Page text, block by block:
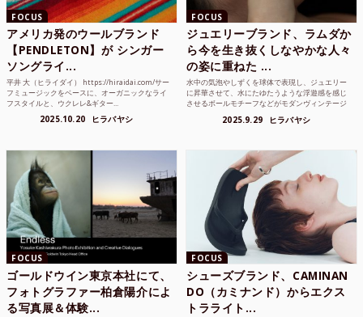
FOCUS
アメリカ発のウールブランド
【PENDLETON】が シンガー
ソングライ...
平井 大（ヒライダイ） https://hiraidai.com/サー
フミュージックをベースに、オーガニックなライ
フスタイルと、ウクレレ&ギター...
2025.10.20 ヒラバヤシ
FOCUS
ジュエリーブランド、ラムダか
ら今を生き抜くしなやかな人々
の姿に重ねた ...
水中の気泡やしずくを球体で表現し、ジュエリー
に昇華させて、水にたゆたうような浮遊感を感じ
させるボールモチーフなどがモダンヴィンテージ
2025.9.29 ヒラバヤシ
FOCUS
ゴールドウイン東京本社にて、
フォトグラファー柏倉陽介によ
る写真展＆体験...
FOCUS
シューズブランド、CAMINAN
DO（カミナンド）からエクス
トラライト...